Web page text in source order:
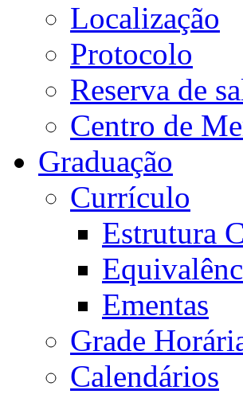
Localização
Protocolo
Reserva de
Centro de
Graduação
Currículo
Estrutura
Ementas
Grade
Calendários